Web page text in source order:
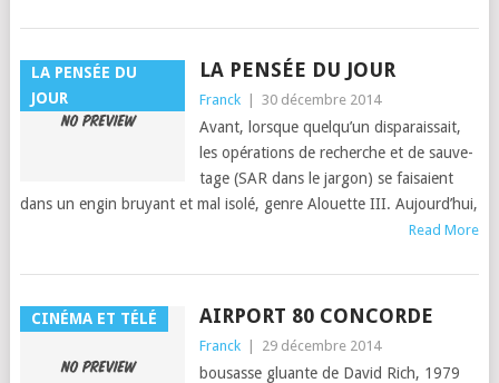
LA PENSÉE DU
JOUR
LA PENSÉE DU JOUR
Franck 30 décembre 2014
Avant, lorsque quelqu’un dis­parais­sait,
les opéra­tions de recherche et de sauve­
tage (SAR dans le jar­gon) se fai­saient
dans un engin bruyant et mal isolé, genre Alou­ette III. Aujour­d’hui,
Read More
CINÉMA ET TÉLÉ AIRPORT 80 CONCORDE
Franck 29 décembre 2014
bousasse glu­ante de David Rich, 1979